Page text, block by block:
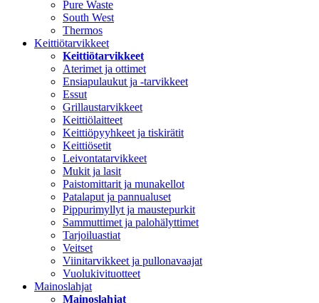
Pure Waste
South West
Thermos
Keittiötarvikkeet
Keittiötarvikkeet
Aterimet ja ottimet
Ensiapulaukut ja -tarvikkeet
Essut
Grillaustarvikkeet
Keittiölaitteet
Keittiöpyyhkeet ja tiskirätit
Keittiösetit
Leivontatarvikkeet
Mukit ja lasit
Paistomittarit ja munakellot
Patalaput ja pannualuset
Pippurimyllyt ja maustepurkit
Sammuttimet ja palohälyttimet
Tarjoiluastiat
Veitset
Viinitarvikkeet ja pullonavaajat
Vuolukivituotteet
Mainoslahjat
Mainoslahjat